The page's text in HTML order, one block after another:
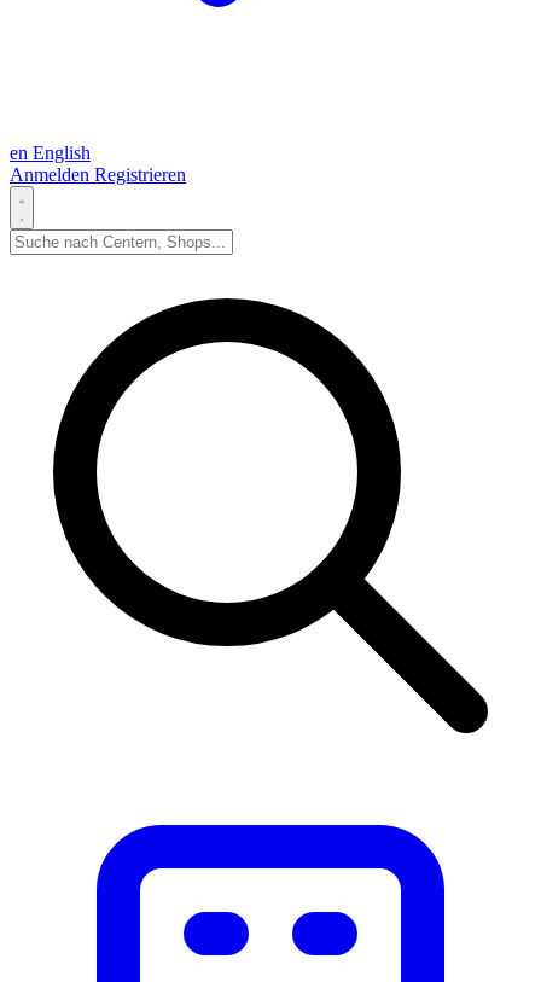
en English
Anmelden Registrieren